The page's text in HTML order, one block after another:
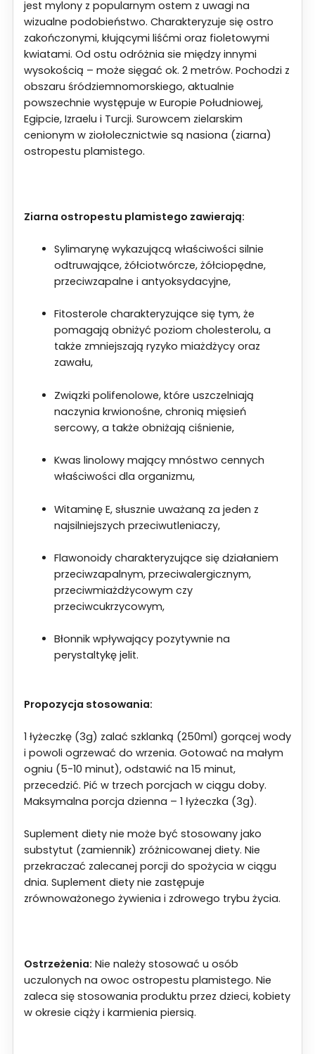
jest mylony z popularnym ostem z uwagi na
wizualne podobieństwo. Charakteryzuje się ostro
zakończonymi, kłującymi liśćmi oraz fioletowymi
kwiatami. Od ostu odróżnia sie między innymi
wysokością – może sięgać ok. 2 metrów. Pochodzi z
obszaru śródziemnomorskiego, aktualnie
powszechnie występuje w Europie Południowej,
Egipcie, Izraelu i Turcji. Surowcem zielarskim
cenionym w ziołolecznictwie są nasiona (ziarna)
ostropestu plamistego.
Ziarna ostropestu plamistego zawierają:
Sylimarynę wykazującą właściwości silnie
odtruwające, żółciotwórcze, żółciopędne,
przeciwzapalne i antyoksydacyjne,
Fitosterole charakteryzujące się tym, że
pomagają obniżyć poziom cholesterolu, a
także zmniejszają ryzyko miażdżycy oraz
zawału,
Związki polifenolowe, które uszczelniają
naczynia krwionośne, chronią mięsień
sercowy, a także obniżają ciśnienie,
Kwas linolowy mający mnóstwo cennych
właściwości dla organizmu,
Witaminę E, słusznie uważaną za jeden z
najsilniejszych przeciwutleniaczy,
Flawonoidy charakteryzujące się działaniem
przeciwzapalnym, przeciwalergicznym,
przeciwmiażdżycowym czy
przeciwcukrzycowym,
Błonnik wpływający pozytywnie na
perystaltykę jelit.
Propozycja stosowania:
1 łyżeczkę (3g) zalać szklanką (250ml) gorącej wody
i powoli ogrzewać do wrzenia. Gotować na małym
ogniu (5-10 minut), odstawić na 15 minut,
przecedzić. Pić w trzech porcjach w ciągu doby.
Maksymalna porcja dzienna – 1 łyżeczka (3g).
Suplement diety nie może być stosowany jako
substytut (zamiennik) zróżnicowanej diety. Nie
przekraczać zalecanej porcji do spożycia w ciągu
dnia. Suplement diety nie zastępuje
zrównoważonego żywienia i zdrowego trybu życia.
Ostrzeżenia: Nie należy stosować u osób
uczulonych na owoc ostropestu plamistego. Nie
zaleca się stosowania produktu przez dzieci, kobiety
w okresie ciąży i karmienia piersią.